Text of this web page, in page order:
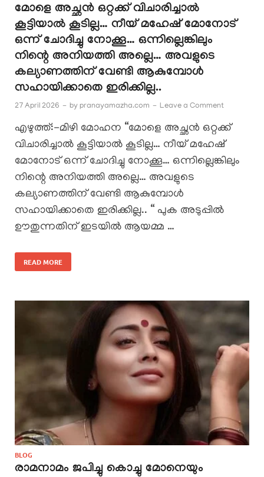
മോളെ അച്ഛൻ ഒറ്റക്ക് വിചാരിച്ചാൽ
കൂട്ടിയാൽ കൂടില്ല… നീയ് മഹേഷ്‌ മോനോട്
ഒന്ന് ചോദിച്ചു നോക്കൂ… ഒന്നില്ലെങ്കിലും
നിന്റെ അനിയത്തി അല്ലെ… അവളുടെ
കല്യാണത്തിന് വേണ്ടി ആകുമ്പോൾ
സഹായിക്കാതെ ഇരിക്കില്ല..
27 April 2026 - by pranayamazha.com - Leave a Comment
എഴുത്ത്:-മിഴി മോഹന “മോളെ അച്ഛൻ ഒറ്റക്ക്
വിചാരിച്ചാൽ കൂട്ടിയാൽ കൂടില്ല… നീയ് മഹേഷ്‌
മോനോട് ഒന്ന് ചോദിച്ചു നോക്കൂ… ഒന്നില്ലെങ്കിലും
നിന്റെ അനിയത്തി അല്ലെ… അവളുടെ
കല്യാണത്തിന് വേണ്ടി ആകുമ്പോൾ
സഹായിക്കാതെ ഇരിക്കില്ല.. “ പുക അടുപ്പിൽ
ഊതുന്നതിന് ഇടയിൽ ആയമ്മ …
READ MORE
BLOG
രാമനാമം ജപിച്ചു കൊച്ചു മോനെയും